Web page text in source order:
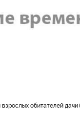
взрослых обитателей дачи